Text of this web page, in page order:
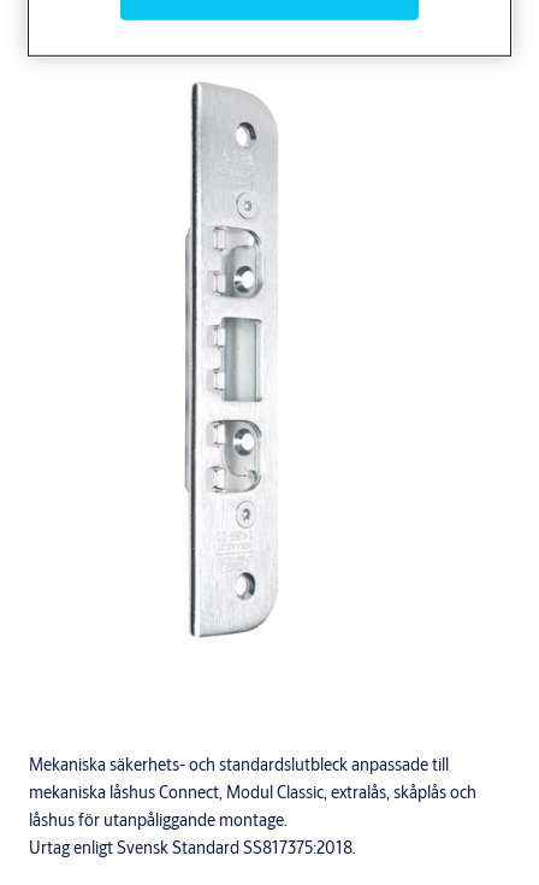
Mekaniska säkerhets- och standardslutbleck anpassade till
mekaniska låshus Connect, Modul Classic, extralås, skåplås och
låshus för utanpåliggande montage.
Urtag enligt Svensk Standard SS817375:2018.